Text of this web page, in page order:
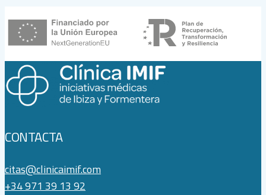
CONTACTA
citas@clinicaimif.com
+34 971 39 13 92